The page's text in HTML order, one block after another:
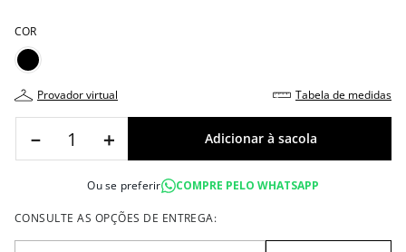
COR
provador virtual tabela de medidas
＋
－
Ou se preferir COMPRE PELO WHATSAPP